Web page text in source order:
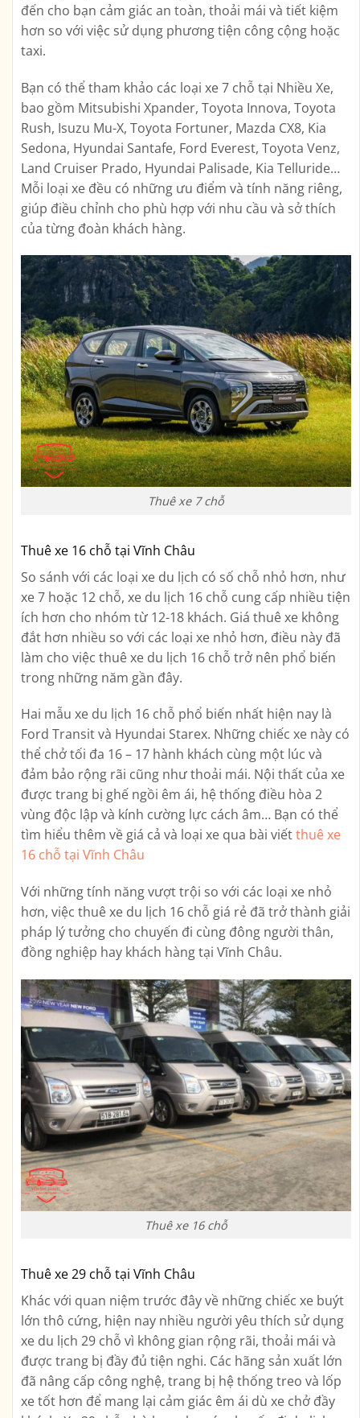
đến cho bạn cảm giác an toàn, thoải mái và tiết kiệm
hơn so với việc sử dụng phương tiện công cộng hoặc
taxi.
Bạn có thể tham khảo các loại xe 7 chỗ tại Nhiều Xe,
bao gồm Mitsubishi Xpander, Toyota Innova, Toyota
Rush, Isuzu Mu-X, Toyota Fortuner, Mazda CX8, Kia
Sedona, Hyundai Santafe, Ford Everest, Toyota Venz,
Land Cruiser Prado, Hyundai Palisade, Kia Telluride…
Mỗi loại xe đều có những ưu điểm và tính năng riêng,
giúp điều chỉnh cho phù hợp với nhu cầu và sở thích
của từng đoàn khách hàng.
Thuê xe 7 chỗ
Thuê xe 16 chỗ tại Vĩnh Châu
So sánh với các loại xe du lịch có số chỗ nhỏ hơn, như
xe 7 hoặc 12 chỗ, xe du lịch 16 chỗ cung cấp nhiều tiện
ích hơn cho nhóm từ 12-18 khách. Giá thuê xe không
đắt hơn nhiều so với các loại xe nhỏ hơn, điều này đã
làm cho việc thuê xe du lịch 16 chỗ trở nên phổ biến
trong những năm gần đây.
Hai mẫu xe du lịch 16 chỗ phổ biến nhất hiện nay là
Ford Transit và Hyundai Starex. Những chiếc xe này có
thể chở tối đa 16 – 17 hành khách cùng một lúc và
đảm bảo rộng rãi cũng như thoải mái. Nội thất của xe
được trang bị ghế ngồi êm ái, hệ thống điều hòa 2
vùng độc lập và kính cường lực cách âm… Bạn có thể
tìm hiểu thêm về giá cả và loại xe qua bài viếtthuê xe
16 chỗ tại Vĩnh Châu
Với những tính năng vượt trội so với các loại xe nhỏ
hơn, việc thuê xe du lịch 16 chỗ giá rẻ đã trở thành giải
pháp lý tưởng cho chuyến đi cùng đông người thân,
đồng nghiệp hay khách hàng tại Vĩnh Châu.
Thuê xe 16 chỗ
Thuê xe 29 chỗ tại Vĩnh Châu
Khác với quan niệm trước đây về những chiếc xe buýt
lớn thô cứng, hiện nay nhiều người yêu thích sử dụng
xe du lịch 29 chỗ vì không gian rộng rãi, thoải mái và
được trang bị đầy đủ tiện nghi. Các hãng sản xuất lớn
đã nâng cấp công nghệ, trang bị hệ thống treo và lốp
xe tốt hơn để mang lại cảm giác êm ái dù xe chở đầy